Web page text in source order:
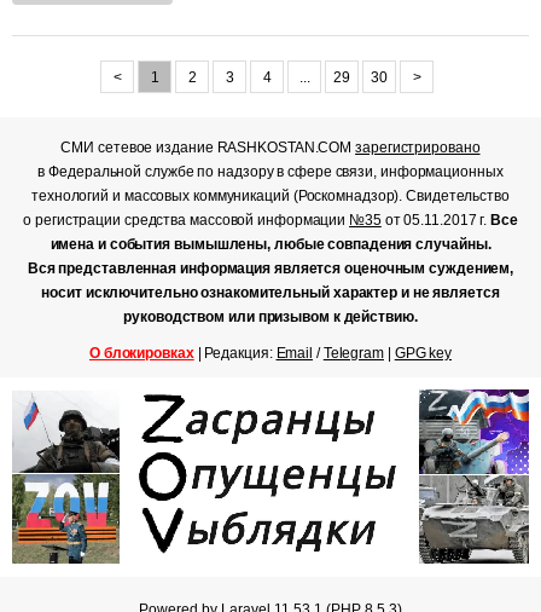
< 1 2 3 4 29 30 >
СМИ сетевое издание RASHKOSTAN.COMзарегистрировано
в Федеральной службе по надзору в сфере связи, информационных
технологий и массовых коммуникаций (Роскомнадзор). Свидетельство
о регистрации средства массовой информации №35от 05.11.2017 г.Все
имена и события вымышлены, любые совпадения случайны.
Вся представленная информация является оценочным суждением,
носит исключительно ознакомительный характер и не является
руководством или призывом к действию.
О блокировках| Редакция: Email /Telegram| GPG key